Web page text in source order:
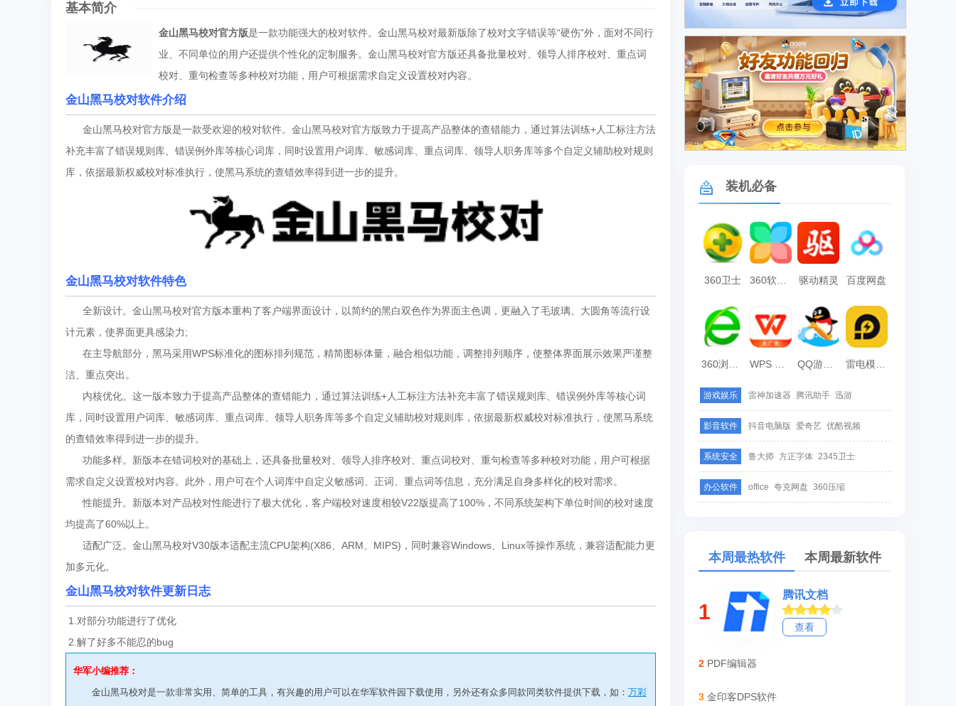
基本简介
金山黑马校对官方版是一款功能强大的校对软件。金山黑马校对最新版除了校对文字错误等“硬伤”外，面对不同行
业、不同单位的用户还提供个性化的定制服务。金山黑马校对官方版还具备批量校对、领导人排序校对、重点词
校对、重句检查等多种校对功能，用户可根据需求自定义设置校对内容。
金山黑马校对软件介绍
金山黑马校对官方版是一款受欢迎的校对软件。金山黑马校对官方版致力于提高产品整体的查错能力，通过算法训练+人工标注方法
补充丰富了错误规则库、错误例外库等核心词库，同时设置用户词库、敏感词库、重点词库、领导人职务库等多个自定义辅助校对规则
库，依据最新权威校对标准执行，使黑马系统的查错效率得到进一步的提升。
金山黑马校对软件特色
全新设计。金山黑马校对官方版本重构了客户端界面设计，以简约的黑白双色作为界面主色调，更融入了毛玻璃、大圆角等流行设
计元素，使界面更具感染力;
在主导航部分，黑马采用WPS标准化的图标排列规范，精简图标体量，融合相似功能，调整排列顺序，使整体界面展示效果严谨整
洁、重点突出。
内核优化。这一版本致力于提高产品整体的查错能力，通过算法训练+人工标注方法补充丰富了错误规则库、错误例外库等核心词
库，同时设置用户词库、敏感词库、重点词库、领导人职务库等多个自定义辅助校对规则库，依据最新权威校对标准执行，使黑马系统
的查错效率得到进一步的提升。
功能多样。新版本在错词校对的基础上，还具备批量校对、领导人排序校对、重点词校对、重句检查等多种校对功能，用户可根据
需求自定义设置校对内容。此外，用户可在个人词库中自定义敏感词、正词、重点词等信息，充分满足自身多样化的校对需求。
性能提升。新版本对产品校对性能进行了极大优化，客户端校对速度相较V22版提高了100%，不同系统架构下单位时间的校对速度
均提高了60%以上。
适配广泛。金山黑马校对V30版本适配主流CPU架构(X86、ARM、MIPS)，同时兼容Windows、Linux等操作系统，兼容适配能力更
加多元化。
金山黑马校对软件更新日志
1.对部分功能进行了优化
2.解了好多不能忍的bug
华军小编推荐：
金山黑马校对是一款非常实用、简单的工具，有兴趣的用户可以在华军软件园下载使用，另外还有众多同款同类软件提供下载，如： 万彩
广告
广告
装机必备
360卫士 360软件管家 驱动精灵 百度网盘
雷电模拟器
游戏娱乐 雷神加速器 腾讯助手 迅游
影音软件 抖音电脑版 爱奇艺 优酷视频
系统安全 鲁大师 方正字体 2345卫士
办公软件 office 夸克网盘 360压缩
本周最热软件 本周最新软件
1
腾讯文档
查看
2 PDF编辑器
3 金印客DPS软件